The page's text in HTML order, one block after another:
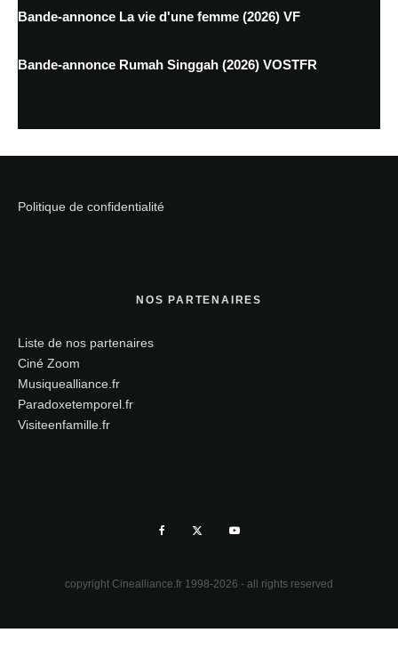
Bande-annonce La vie d'une femme (2026) VF
Bande-annonce Rumah Singgah (2026) VOSTFR
Politique de confidentialité
NOS PARTENAIRES
Liste de nos partenaires
Ciné Zoom
Musiquealliance.fr
Paradoxetemporel.fr
Visiteenfamille.fr
copyright Cinealliance.fr 1998-2026 - all rights reserved